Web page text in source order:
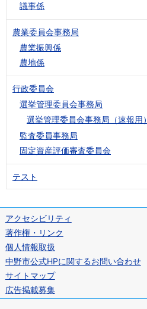
議事係
農業委員会事務局
農業振興係
農地係
行政委員会
選挙管理委員会事務局
選挙管理委員会事務局（速報用）
監査委員事務局
固定資産評価審査委員会
テスト
アクセシビリティ
著作権・リンク
個人情報取扱
中野市公式HPに関するお問い合わせ
サイトマップ
広告掲載募集